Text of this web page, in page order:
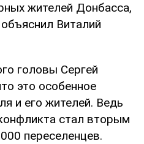
жителей Донбасса,
Виталий
головы Сергей
это особенное
и его жителей. Ведь
стал вторым
переселенцев.